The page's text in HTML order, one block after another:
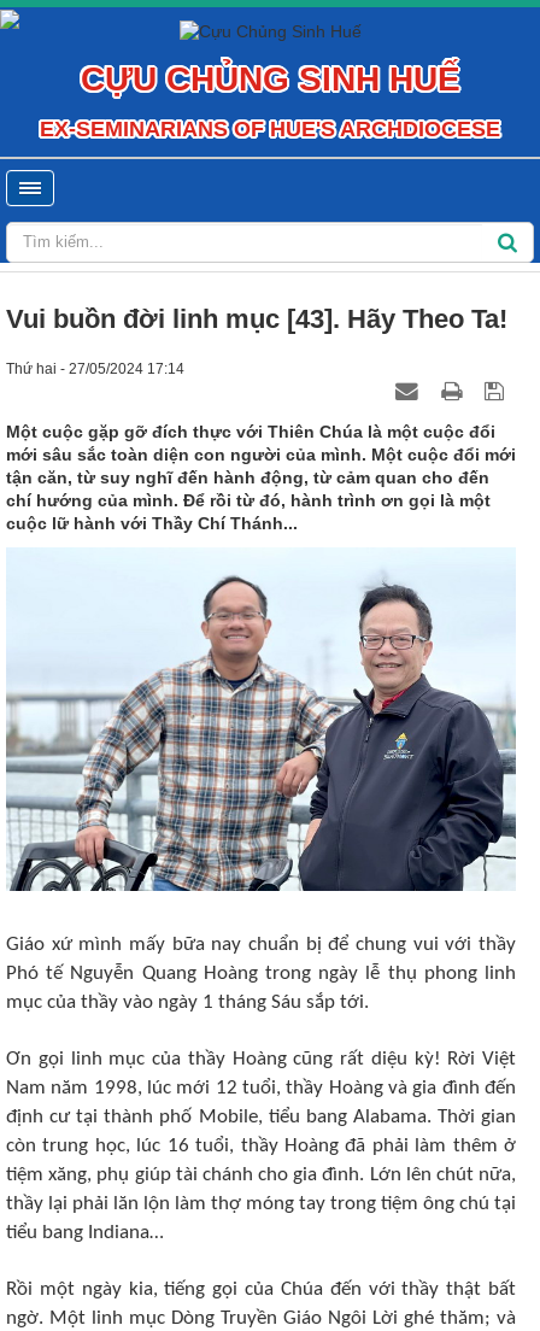
CỰU CHỦNG SINH HUẾ
EX-SEMINARIANS OF HUE'S ARCHDIOCESE
Vui buồn đời linh mục [43]. Hãy Theo Ta!
Thứ hai - 27/05/2024 17:14
Một cuộc gặp gỡ đích thực với Thiên Chúa là một cuộc đổi
mới sâu sắc toàn diện con người của mình. Một cuộc đổi mới
tận căn, từ suy nghĩ đến hành động, từ cảm quan cho đến
chí hướng của mình. Để rồi từ đó, hành trình ơn gọi là một
cuộc lữ hành với Thầy Chí Thánh...
Giáo xứ mình mấy bữa nay chuẩn bị để chung vui với thầy
Phó tế Nguyễn Quang Hoàng trong ngày lễ thụ phong linh
mục của thầy vào ngày 1 tháng Sáu sắp tới.
Ơn gọi linh mục của thầy Hoàng cũng rất diệu kỳ! Rời Việt
Nam năm 1998, lúc mới 12 tuổi, thầy Hoàng và gia đình đến
định cư tại thành phố Mobile, tiểu bang Alabama. Thời gian
còn trung học, lúc 16 tuổi, thầy Hoàng đã phải làm thêm ở
tiệm xăng, phụ giúp tài chánh cho gia đình. Lớn lên chút nữa,
thầy lại phải lăn lộn làm thợ móng tay trong tiệm ông chú tại
tiểu bang Indiana…
Rồi một ngày kia, tiếng gọi của Chúa đến với thầy thật bất
ngờ. Một linh mục Dòng Truyền Giáo Ngôi Lời ghé thăm; và